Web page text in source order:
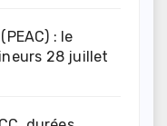
: le
28 juillet